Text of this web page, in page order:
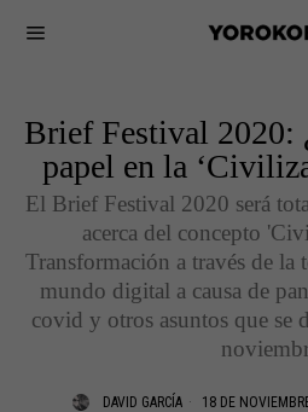
Brief Festival 2020:
papel en la
El Brief Festival 2020 será
acerca del concepto
Transformación a través de la
mundo digital a causa de
covid y otros asuntos que se
DAVID GARCÍA 18 DE